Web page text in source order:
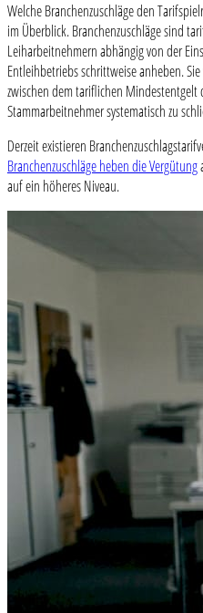
Welche Branchenzuschläge den
im Überblick. Branchenzuschläge sind
Leiharbeitnehmern abhängig von der
Entleihbetriebs schrittweise anheben.
zwischen dem tariflichen
Stammarbeitnehmer systematisch zu
Derzeit existieren
Branchenzuschläge heben die Vergütung
auf ein höheres Niveau.